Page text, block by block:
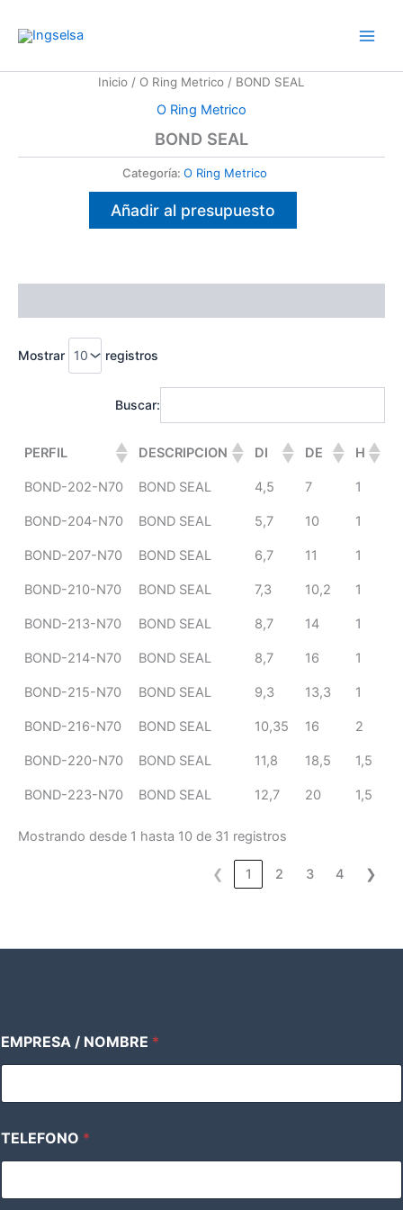
Inicio / O Ring Metrico / BOND SEAL
O Ring Metrico
BOND SEAL
Categoría: O Ring Metrico
Añadir al presupuesto
Mostrar registros
Buscar:
PERFIL DESCRIPCION DI DE H
BOND-202-N70 BOND SEAL 4,5 7 1
BOND-204-N70 BOND SEAL 5,7 10 1
BOND-207-N70 BOND SEAL 6,7 11 1
BOND-210-N70 BOND SEAL 7,3 10,2 1
BOND-213-N70 BOND SEAL 8,7 14 1
BOND-214-N70 BOND SEAL 8,7 16 1
BOND-215-N70 BOND SEAL 9,3 13,3 1
BOND-216-N70 BOND SEAL 10,35 16 2
BOND-220-N70 BOND SEAL 11,8 18,5 1,5
BOND-223-N70 BOND SEAL 12,7 20 1,5
Mostrando desde 1 hasta 10 de 31 registros
❮ 1 2 3 4 ❯
EMPRESA / NOMBRE *
TELEFONO *